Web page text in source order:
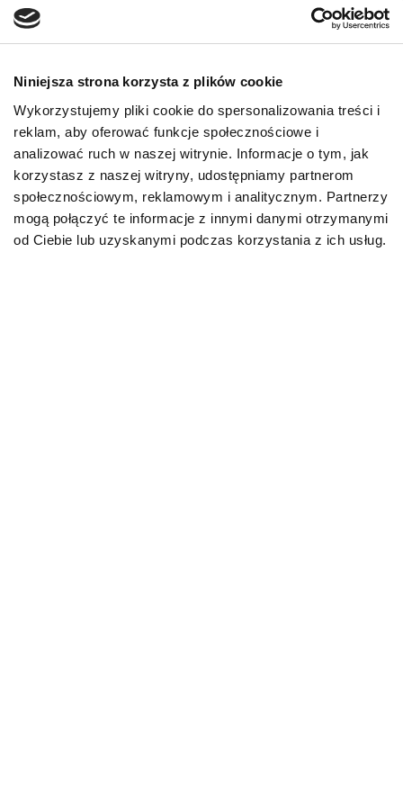
Niniejsza strona korzysta z plików cookie
Wykorzystujemy pliki cookie do spersonalizowania treści i
reklam, aby oferować funkcje społecznościowe i
analizować ruch w naszej witrynie. Informacje o tym, jak
korzystasz z naszej witryny, udostępniamy partnerom
społecznościowym, reklamowym i analitycznym. Partnerzy
mogą połączyć te informacje z innymi danymi otrzymanymi
od Ciebie lub uzyskanymi podczas korzystania z ich usług.
Hypoallergenic Treats
SPECIFIC CT-HY 300 g
Hydrolizowane przysmaki dla
Healthy
Zdrowe